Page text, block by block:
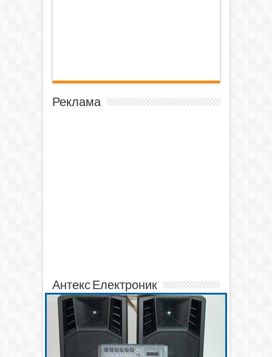
Реклама
Антекс Електроник